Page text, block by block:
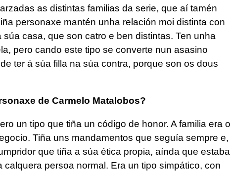
as distintas familias da serie, que aí tamén
personaxe mantén unha relación moi distinta con
casa, que son catro e ben distintas. Ten unha
pero cando este tipo se converte nun asasino
ter á súa filla na súa contra, porque son os dous
de Carmelo Matalobos?
un tipo que tiña un código de honor. A familia era o
Tiña uns mandamentos que seguía sempre e,
que tiña a súa ética propia, aínda que estaba
calquera persoa normal. Era un tipo simpático, con